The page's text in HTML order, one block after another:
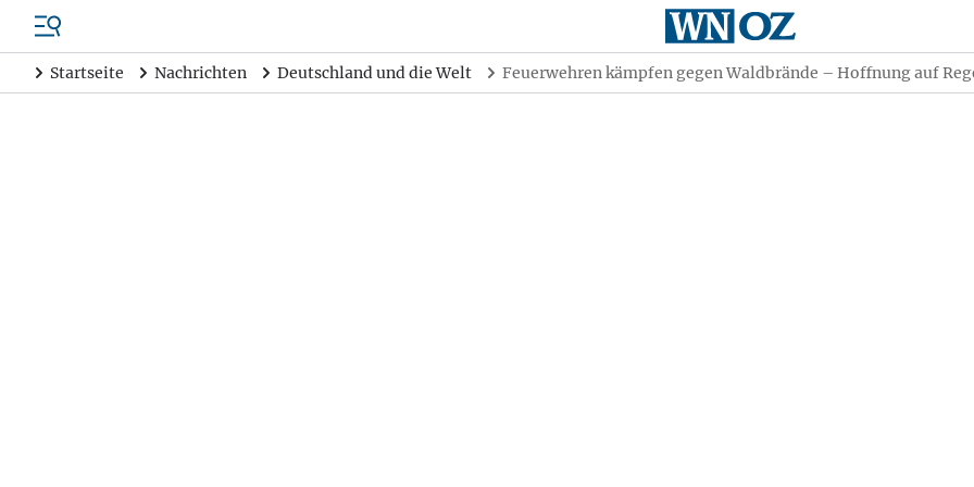
Startseite Nachrichten Deutschland und die Welt Feuerwehren kämpfen gegen Waldbrände – Hoffnung auf